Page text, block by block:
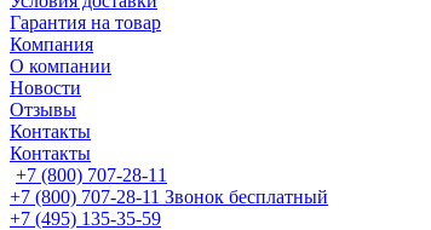
Гарантия на товар
Компания
О компании
Новости
Отзывы
Контакты
Контакты
+7 (800) 707-28-11
+7 (800) 707-28-11 Звонок бесплатный
+7 (495) 135-35-59